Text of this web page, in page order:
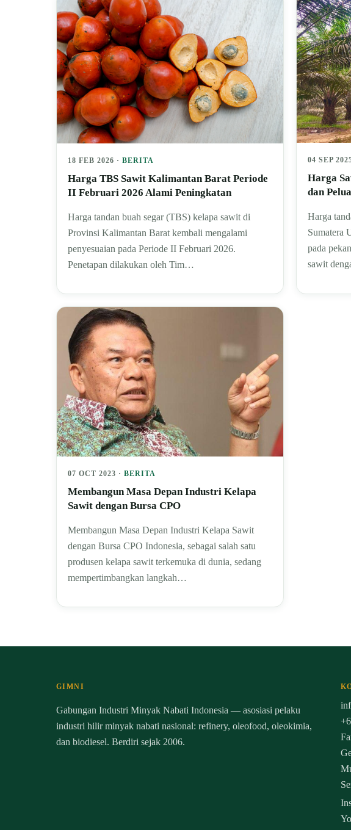
18 FEB 2026 · BERITA
Harga TBS Sawit Kalimantan Barat Periode
II Februari 2026 Alami Peningkatan
Harga tandan buah segar (TBS) kelapa sawit di
Provinsi Kalimantan Barat kembali mengalami
penyesuaian pada Periode II Februari 2026.
Penetapan dilakukan oleh Tim…
04 SEP
Harga
dan
Harga
Sumatera
pada
sawit
07 OCT 2023 · BERITA
Membangun Masa Depan Industri Kelapa
Sawit dengan Bursa CPO
Membangun Masa Depan Industri Kelapa Sawit
dengan Bursa CPO Indonesia, sebagai salah satu
produsen kelapa sawit terkemuka di dunia, sedang
mempertimbangkan langkah…
GIMNI
Gabungan Industri Minyak Nabati Indonesia — asosiasi pelaku
industri hilir minyak nabati nasional: refinery, oleofood, oleokimia,
dan biodiesel. Berdiri sejak 2006.